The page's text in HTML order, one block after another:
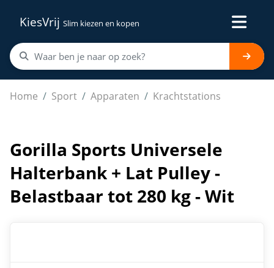
KiesVrij Slim kiezen en kopen
Home Sport Apparaten Krachtstations
Gorilla Sports Universele Halterbank + Lat Pulley -
Gorilla Sports Universele
Halterbank + Lat Pulley -
Belastbaar tot 280 kg - Wit